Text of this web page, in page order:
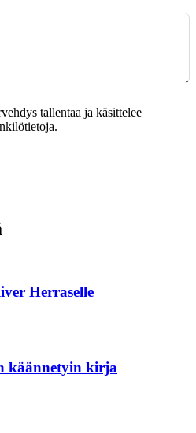
tallentaa ja käsittelee
Herraselle
käännetyin kirja